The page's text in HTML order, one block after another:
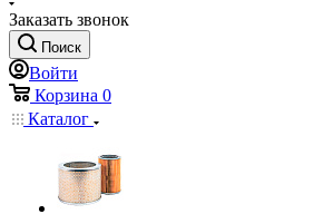
Заказать звонок
Поиск
Войти
Корзина 0
Каталог